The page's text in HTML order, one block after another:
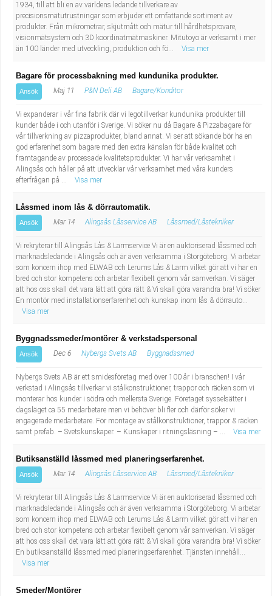
1934, till att bli en av världens ledande tillverkare av
precisionsmätutrustningar som erbjuder ett omfattande sortiment av
produkter. Från mikrometrar, skjutmått och mätur till hårdhetsprovare,
visionmätsystem och 3D koordinatmätmaskiner. Mitutoyo är verksamt i mer
än 100 länder med utveckling, produktion och fö...
Visa mer
Bagare för processbakning med kundunika produkter.
Ansök Maj 11 P&N Deli AB Bagare/Konditor
Vi expanderar i vår fina fabrik där vi legotillverkar kundunika produkter till
kunder både i och utanför i Sverige. Vi söker nu då Bagare & Pizzabagare för
vår tillverkning av pizzaprodukter, bland annat. Vi ser att sökande bör ha en
god erfarenhet som bagare med den extra känslan för både kvalitet och
framtagande av processade kvalitetsprodukter. Vi har vår verksamhet i
Alingsås och håller på att utvecklar vår verksamhet med våra kunders
efterfrågan på ...
Visa mer
Låssmed inom lås & dörrautomatik.
Ansök Mar 14 Alingsås Låsservice AB Låssmed/Låstekniker
Vi rekryterar till Alingsås Lås & Larmservice Vi är en auktoriserad låssmed och
marknadsledande i Alingsås och är även verksamma i Storgöteborg. Vi arbetar
som koncern ihop med ELWAB och Lerums Lås & Larm vilket gör att vi har en
bred och stor kompetens och arbetar flexibelt genom vår samverkan. Vi säger
att hos oss skall det vara lätt att göra rätt & Vi skall göra varandra bra! Vi söker
En montör med installationserfarenhet och kunskap inom lås & dörrauto...
Visa mer
Byggnadssmeder/montörer & verkstadspersonal
Ansök Dec 6 Nybergs Svets AB Byggnadssmed
Nybergs Svets AB är ett smidesföretag med över 100 år i branschen! I vår
verkstad i Alingsås tillverkar vi stålkonstruktioner, trappor och räcken som vi
monterar hos kunder i södra och mellersta Sverige. Företaget sysselsätter i
dagsläget ca 55 medarbetare men vi behöver bli fler och därför söker vi
engagerade medarbetare. För montage av stålkonstruktioner, trappor & räcken
samt prefab. – Svetskunskaper. – Kunskaper i ritningsläsning – ...
Visa mer
Butiksanställd låssmed med planeringserfarenhet.
Ansök Mar 14 Alingsås Låsservice AB Låssmed/Låstekniker
Vi rekryterar till Alingsås Lås & Larmservice Vi är en auktoriserad låssmed och
marknadsledande i Alingsås och är även verksamma i Storgöteborg. Vi arbetar
som koncern ihop med ELWAB och Lerums Lås & Larm vilket gör att vi har en
bred och stor kompetens och arbetar flexibelt genom vår samverkan. Vi säger
att hos oss skall det vara lätt att göra rätt & Vi skall göra varandra bra! Vi söker
En butiksanställd låssmed med planeringserfarenhet. Tjänsten innehåll...
Visa mer
Smeder/Montörer